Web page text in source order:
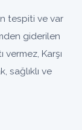
tespiti ve var
giderilen
vermez, Karşı
sağlıklı ve